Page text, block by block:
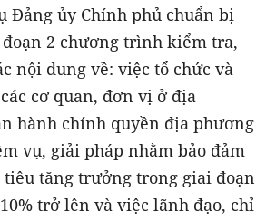
Đảng ủy Chính phủ chuẩn bị
2 chương trình kiểm tra,
nội dung về: việc tổ chức và
cơ quan, đơn vị ở địa
hành chính quyền địa phương
vụ, giải pháp nhằm bảo đảm
tăng trưởng trong giai đoạn
trở lên và việc lãnh đạo, chỉ